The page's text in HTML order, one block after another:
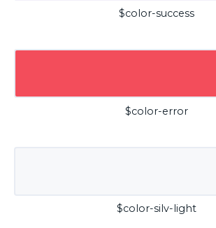
$color-success
$color-error
$color-silv-light